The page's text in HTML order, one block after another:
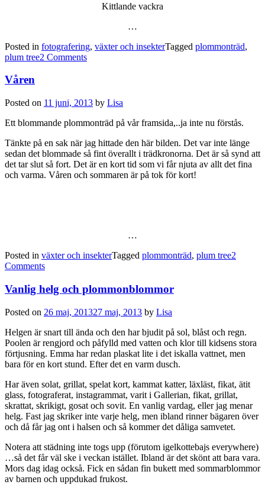
Kittlande vackra
…
Posted in fotografering, växter och insekterTagged plommonträd,
plum tree2 Comments
Våren
Posted on 11 juni, 2013 by Lisa
Ett blommande plommonträd på vår framsida,..ja inte nu förstås.
Tänkte på en sak när jag hittade den här bilden. Det var inte länge
sedan det blommade så fint överallt i trädkronorna. Det är så synd att
det tar slut så fort. Det är en kort tid som vi får njuta av allt det fina
och varma. Våren och sommaren är på tok för kort!
…
Posted in växter och insekterTagged plommonträd, plum tree2
Comments
Vanlig helg och plommonblommor
Posted on 26 maj, 201327 maj, 2013 by Lisa
Helgen är snart till ända och den har bjudit på sol, blåst och regn.
Poolen är rengjord och påfylld med vatten och klor till kidsens stora
förtjusning. Emma har redan plaskat lite i det iskalla vattnet, men
bara för en kort stund. Efter det en varm dusch.
Har även solat, grillat, spelat kort, kammat katter, läxläst, fikat, ätit
glass, fotograferat, instagrammat, varit i Gallerian, fikat, grillat,
skrattat, skrikigt, gosat och sovit. En vanlig vardag, eller jag menar
helg. Fast jag skriker inte varje helg, men ibland rinner bägaren över
och då får jag ont i halsen och så kommer det dåliga samvetet.
Notera att städning inte togs upp (förutom igelkottebajs everywhere)
…så det får väl ske i veckan istället. Ibland är det skönt att bara vara.
Mors dag idag också. Fick en sådan fin bukett med sommarblommor
av barnen och uppdukad frukost.